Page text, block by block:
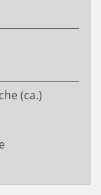
(ca.)